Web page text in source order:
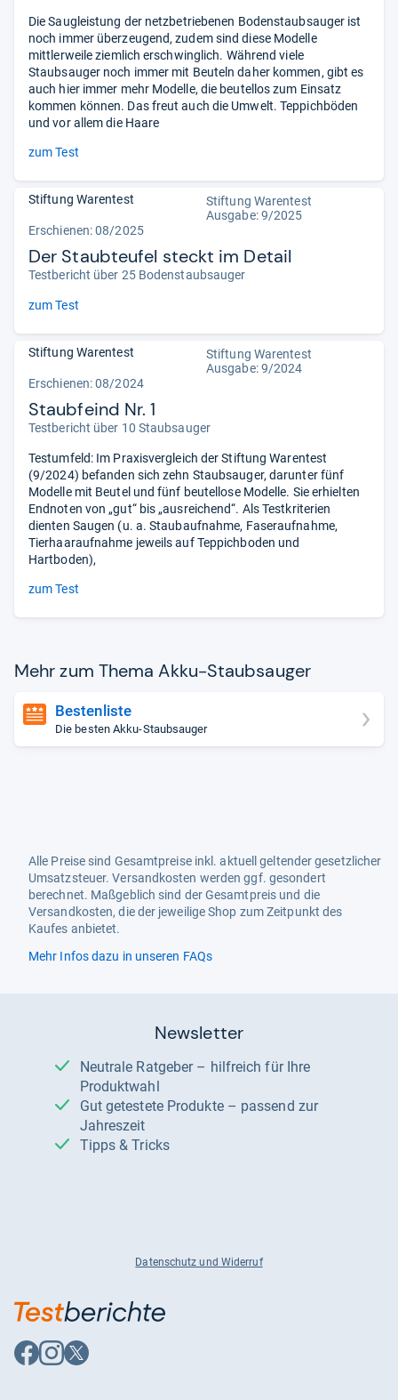
Die Saugleistung der netzbetriebenen Bodenstaubsauger ist
noch immer überzeugend, zudem sind diese Modelle
mittlerweile ziemlich erschwinglich. Während viele
Staubsauger noch immer mit Beuteln daher kommen, gibt es
auch hier immer mehr Modelle, die beutellos zum Einsatz
kommen können. Das freut auch die Umwelt. Teppichböden
und vor allem die Haare
zum Test
Stiftung Warentest
Stiftung Warentest
Ausgabe: 9/2025
Erschienen: 08/2025
Der Staubteufel steckt im Detail
Testbericht über 25 Bodenstaubsauger
zum Test
Stiftung Warentest
Stiftung Warentest
Ausgabe: 9/2024
Erschienen: 08/2024
Staubfeind Nr. 1
Testbericht über 10 Staubsauger
Testumfeld: Im Praxisvergleich der Stiftung Warentest
(9/2024) befanden sich zehn Staubsauger, darunter fünf
Modelle mit Beutel und fünf beutellose Modelle. Sie erhielten
Endnoten von „gut“ bis „ausreichend“. Als Testkriterien
dienten Saugen (u. a. Staubaufnahme, Faseraufnahme,
Tierhaaraufnahme jeweils auf Teppichboden und
Hartboden),
zum Test
Mehr zum Thema Akku-​Staub­sau­ger
Bestenliste
Die besten Akku-Staubsauger
Alle Preise sind Gesamtpreise inkl. aktuell geltender gesetzlicher
Umsatzsteuer. Versandkosten werden ggf. gesondert
berechnet. Maßgeblich sind der Gesamtpreis und die
Versandkosten, die der jeweilige Shop zum Zeitpunkt des
Kaufes anbietet.
Mehr Infos dazu in unseren FAQs
Newsletter
Neutrale Ratgeber – hilfreich für Ihre
Produktwahl
Gut getestete Produkte – passend zur
Jahreszeit
Tipps & Tricks
Datenschutz und Widerruf
Auf
Facebook
Auf
Instagram
Auf
X